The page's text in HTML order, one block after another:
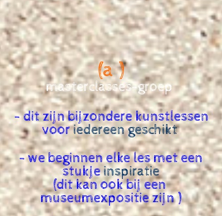
(a )
masterclasses-groep
- dit zijn bijzondere kunstlessen
vooriedereen geschikt
- we beginnen elke les met een
stukjeinspiratie
(dit kan ook bij een
museumexpositie zijn )